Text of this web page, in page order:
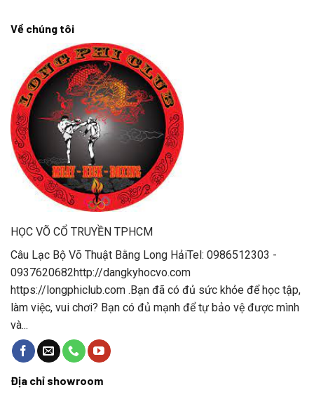
Về chúng tôi
HỌC VÕ CỔ TRUYỀN TPHCM
Câu Lạc Bộ Võ Thuật Bằng Long HảiTel: 0986512303 -
0937620682http://dangkyhocvo.com
https://longphiclub.com .Bạn đã có đủ sức khỏe để học tập,
làm việc, vui chơi? Bạn có đủ mạnh để tự bảo vệ được mình
và...
Địa chỉ showroom